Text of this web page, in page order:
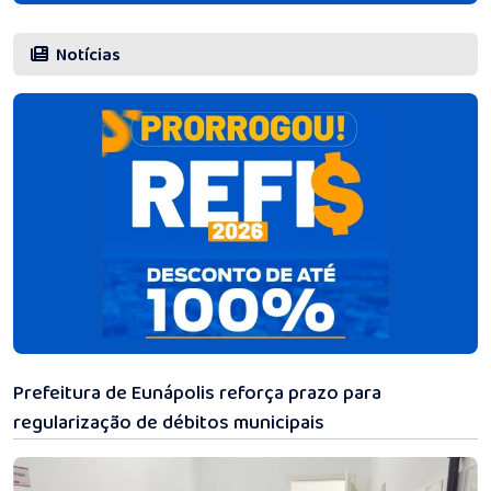
Notícias
Prefeitura de Eunápolis reforça prazo para
regularização de débitos municipais